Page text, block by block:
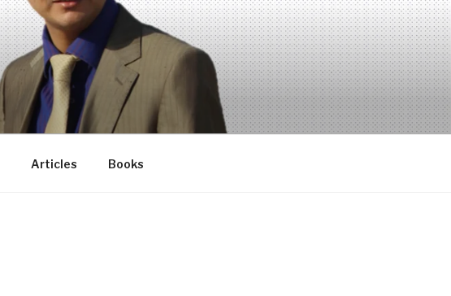
Articles Books